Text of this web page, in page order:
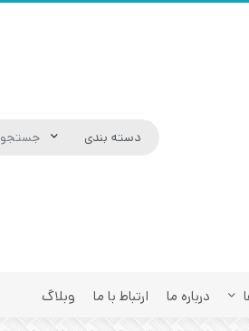
درباره ما ارتباط با ما وبلاگ